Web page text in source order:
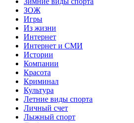
ЗОЖ
Игры
Из жизни
Интернет
Интернет и СМИ
Истории
Компании
Красота
Криминал
Культура
Летние виды спорта
Личный счет
Лыжный спорт